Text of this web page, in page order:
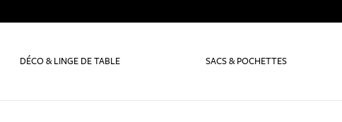
DÉCO & LINGE DE TABLE SACS & POCHETTES